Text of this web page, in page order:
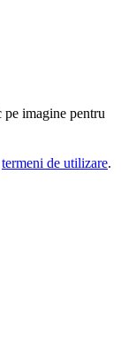
pe imagine pentru
termeni de utilizare.